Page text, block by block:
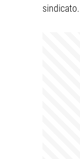
sindicato.